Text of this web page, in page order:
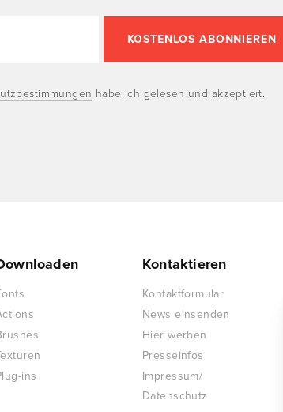
habe ich gelesen und akzeptiert.
ins
Kontaktieren
Kontaktformular
News einsenden
Hier werben
Presseinfos
Impressum/
Datenschutz